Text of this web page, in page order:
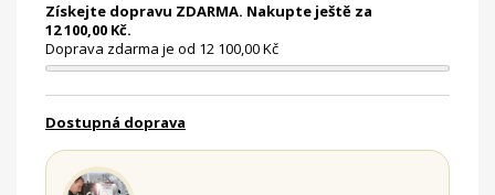
Získejte dopravu ZDARMA. Nakupte ještě za
12 100,00 Kč.
Doprava zdarma je od 12 100,00 Kč
Dostupná doprava